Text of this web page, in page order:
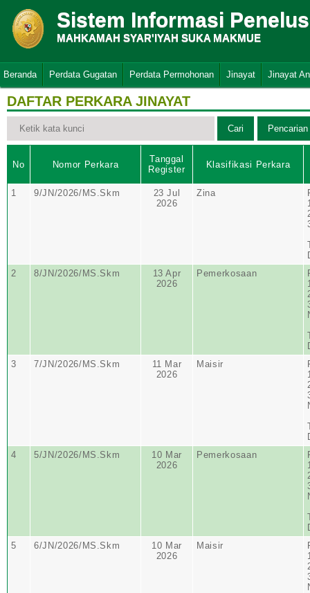
Sistem Informasi
MAHKAMAH SYAR'IYAH SUKA MAKMUE
Beranda Perdata Gugatan Perdata Permohonan Jinayat Jinayat
DAFTAR PERKARA JINAYAT
No Nomor Perkara
Tanggal
Register
Klasifikasi Perkara
1 9/JN/2026/MS.Skm
23 Jul
2026
Zina
2
8/JN/2026/MS.Skm
13 Apr
2026
Pemerkosaan
3
7/JN/2026/MS.Skm
11 Mar
2026
Maisir
4
5/JN/2026/MS.Skm
10 Mar
2026
Pemerkosaan
5
6/JN/2026/MS.Skm
10 Mar
2026
Maisir